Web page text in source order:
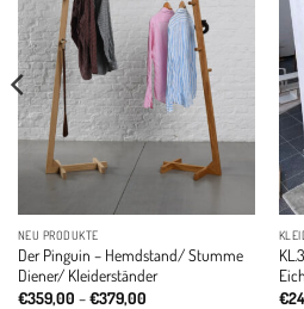
NEU PRODUKTE
Der Pinguin – Hemdstand/ Stumme
Diener/ Kleiderständer
€359,00 –€379,00Price
€